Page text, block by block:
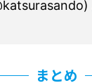
まとめ